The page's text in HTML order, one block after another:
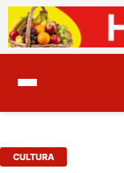
CULTURA